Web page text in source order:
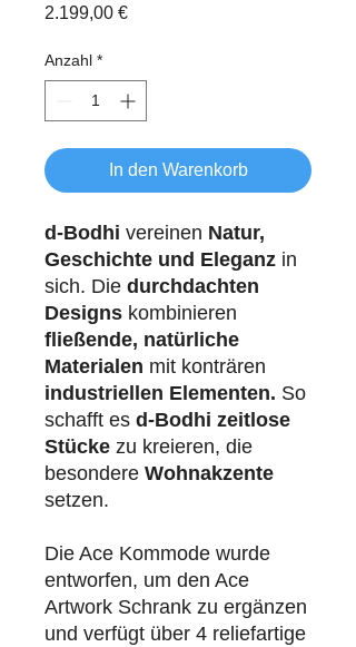
2.199,00 €Preis
Anzahl *
In den Warenkorb
d-Bodhi vereinen Natur,
Geschichte und Eleganz in
sich. Die durchdachten
Designs kombinieren
fließende, natürliche
Materialen mit konträren
industriellen Elementen. So
schafft es d-Bodhi zeitlose
Stücke zu kreieren, die
besondere Wohnakzente
setzen.
Die Ace Kommode wurde
entworfen, um den Ace
Artwork Schrank zu ergänzen
und verfügt über 4 reliefartige